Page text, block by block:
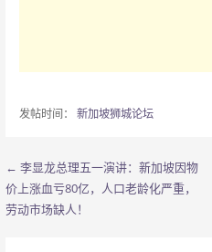
发帖时间： 新加坡狮城论坛
文
章
← 李显龙总理五一演讲：新加坡因物
价上涨血亏80亿，人口老龄化严重，
劳动市场缺人！